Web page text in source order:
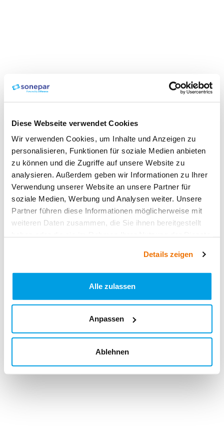
Diese Webseite verwendet Cookies
Wir verwenden Cookies, um Inhalte und Anzeigen zu
personalisieren, Funktionen für soziale Medien anbieten
zu können und die Zugriffe auf unsere Website zu
analysieren. Außerdem geben wir Informationen zu Ihrer
Verwendung unserer Website an unsere Partner für
soziale Medien, Werbung und Analysen weiter. Unsere
Partner führen diese Informationen möglicherweise mit
weiteren Daten zusammen, die Sie ihnen bereitgestellt
Details zeigen
Alle zulassen
Anpassen
Ablehnen